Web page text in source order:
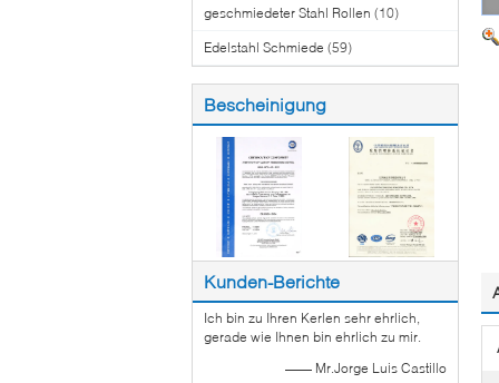
geschmiedeter Stahl Rollen (10)
Edelstahl Schmiede (59)
Bescheinigung
Kunden-Berichte
Ich bin zu Ihren Kerlen sehr ehrlich,
gerade wie Ihnen bin ehrlich zu mir.
—— Mr.Jorge Luis Castillo